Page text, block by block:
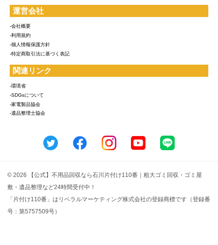
運営会社
-会社概要
-利用規約
-個人情報保護方針
-特定商取引法に基づく表記
関連リンク
-環境省
-SDGsについて
-家電製品協会
-遺品整理士協会
© 2026 【公式】不用品回収なら石川片付け110番｜粗大ゴミ回収・ゴミ屋
敷・遺品整理など24時間受付中！
「片付け110番」はリベラルマーケティング株式会社の登録商標です（登録番
号：第5757509号）